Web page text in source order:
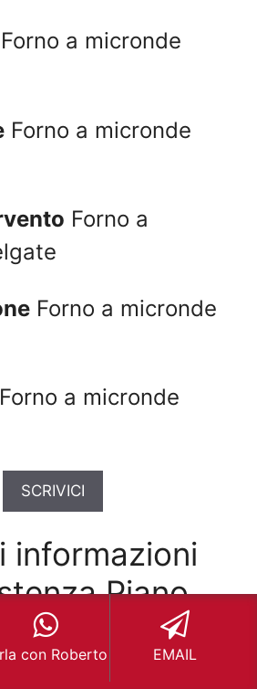
Forno a micronde
Forno a micronde
Forno a
Forno a micronde
Forno a micronde
SCRIVICI
informazioni
Piano
Telgate
con Roberto EMAIL